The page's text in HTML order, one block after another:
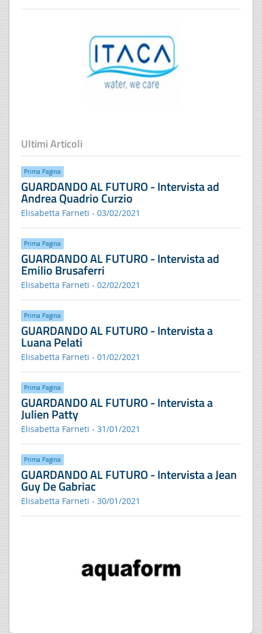
Ultimi Articoli
Prima Pagina
GUARDANDO AL FUTURO - Intervista ad
Andrea Quadrio Curzio
Elisabetta Farneti - 03/02/2021
Prima Pagina
GUARDANDO AL FUTURO - Intervista ad
Emilio Brusaferri
Elisabetta Farneti - 02/02/2021
Prima Pagina
GUARDANDO AL FUTURO - Intervista a
Luana Pelati
Elisabetta Farneti - 01/02/2021
Prima Pagina
GUARDANDO AL FUTURO - Intervista a
Julien Patty
Elisabetta Farneti - 31/01/2021
Prima Pagina
GUARDANDO AL FUTURO - Intervista a Jean
Guy De Gabriac
Elisabetta Farneti - 30/01/2021